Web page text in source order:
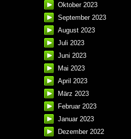
Oktober 2023
September 2023
August 2023
Juli 2023
Juni 2023
Mai 2023
April 2023
März 2023
Februar 2023
Januar 2023
Dezember 2022